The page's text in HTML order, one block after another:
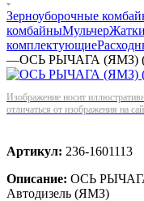
Зерноуборочные
комбайныМульчер
комплектующие
—ОСЬ РЫЧАГА (ЯМЗ)
Изображение носит
отличаться от изображения на
Артикул: 236-1601113
Описание: ОСЬ
Автодизель (ЯМЗ)